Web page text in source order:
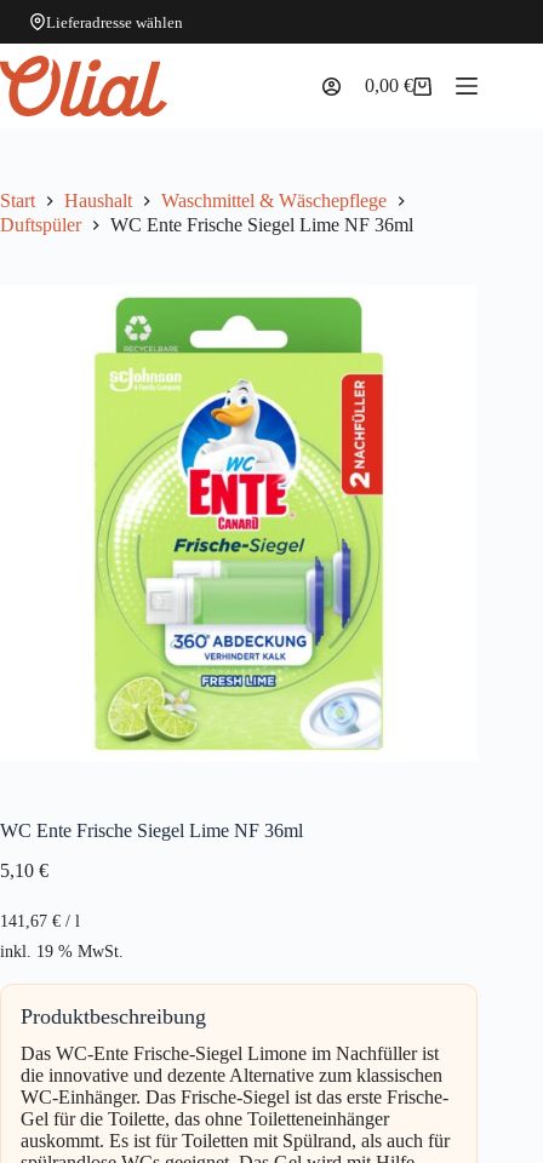
Lieferadresse wählen
Zum
Inhalt
springen
Warenkorb
0,00€
Start Haushalt
Waschmittel & Wäschepflege
Duftspüler
WC Ente Frische Siegel Lime NF 36ml
WC Ente Frische Siegel Lime NF 36ml
5,10 €
141,67 € / l
inkl. 19 % MwSt.
Produktbeschreibung
Das WC-Ente Frische-Siegel Limone im Nachfüller ist
die innovative und dezente Alternative zum klassischen
WC-Einhänger. Das Frische-Siegel ist das erste Frische-
Gel für die Toilette, das ohne Toiletteneinhänger
auskommt. Es ist für Toiletten mit Spülrand, als auch für